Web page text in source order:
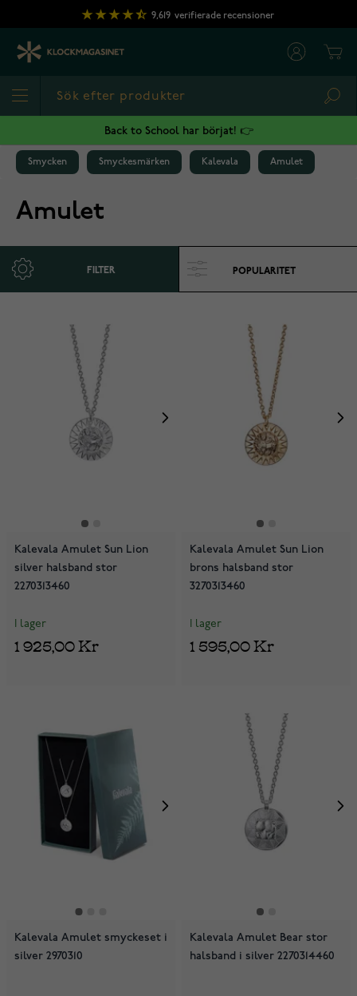
Hoppa till innehållet
9,619 verifierade recensioner
Back to School har börjat! 👉
Smycken Smyckesmärken Kalevala Amulet
Amulet
FILTER
Kalevala Amulet Sun Lion
silver halsband stor
2270313460
I lager
1 925,00 Kr
Kalevala Amulet Sun Lion
brons halsband stor
3270313460
I lager
1 595,00 Kr
Kalevala Amulet smyckeset i
silver 2970310
Kalevala Amulet Bear stor
halsband i silver 2270314460